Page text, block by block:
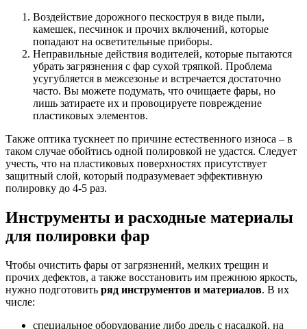
Воздействие дорожного пескоструя в виде пыли,
камешек, песчинок и прочих включений, которые
попадают на осветительные приборы.
Неправильные действия водителей, которые пытаются
убрать загрязнения с фар сухой тряпкой. Проблема
усугубляется в межсезонье и встречается достаточно
часто. Вы можете подумать, что очищаете фары, но
лишь затираете их и провоцируете повреждение
пластиковых элементов.
Также оптика тускнеет по причине естественного износа – в
таком случае обойтись одной полировкой не удастся. Следует
учесть, что на пластиковых поверхностях присутствует
защитный слой, который подразумевает эффективную
полировку до 4-5 раз.
Инструменты и расходные материалы
для полировки фар
Чтобы очистить фары от загрязнений, мелких трещин и
прочих дефектов, а также восстановить им прежнюю яркость,
нужно подготовить ряд инструментов и материалов. В их
числе:
специальное оборудование либо дрель с насадкой, на